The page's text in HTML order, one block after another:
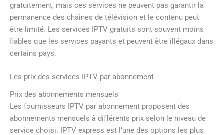
gratuitement, mais ces services ne peuvent pas garantir la
permanence des chaînes de télévision et le contenu peut
être limité. Les services IPTV gratuits sont souvent moins
fiables que les services payants et peuvent être illégaux dans
certains pays.
Les prix des services IPTV par abonnement
Prix des abonnements mensuels
Les fournisseurs IPTV par abonnement proposent des
abonnements mensuels à différents prix selon le niveau de
service choisi. IPTV express est l’une des options les plus